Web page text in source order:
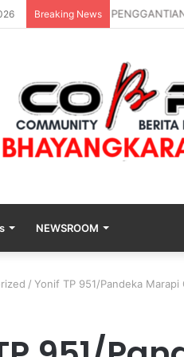
Breaking News
NEWSROOM
/ Yonif TP 951/Pandeka